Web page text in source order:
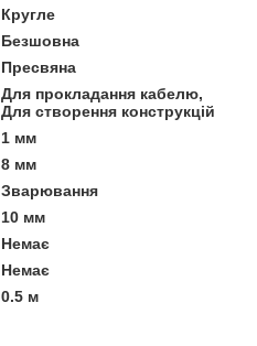
Кругле
Безшовна
Пресвяна
Для прокладання кабелю,
Для створення конструкцій
1 мм
8 мм
Зварювання
10 мм
Немає
Немає
0.5 м